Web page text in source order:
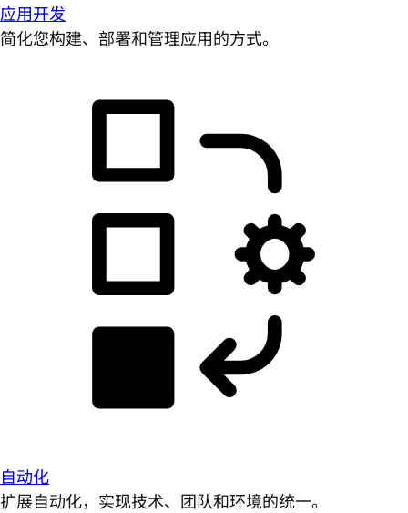
应用开发
简化您构建、部署和管理应用的方式。
自动化
扩展自动化，实现技术、团队和环境的统一。